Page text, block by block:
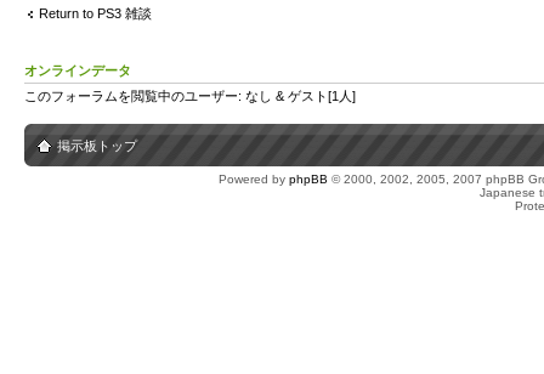
Return to PS3 雑談
オンラインデータ
このフォーラムを閲覧中のユーザー: なし & ゲスト[1人]
掲示板トップ
Powered by phpBB © 2000, 2002, 2005, 2007 phpBB
Japanese